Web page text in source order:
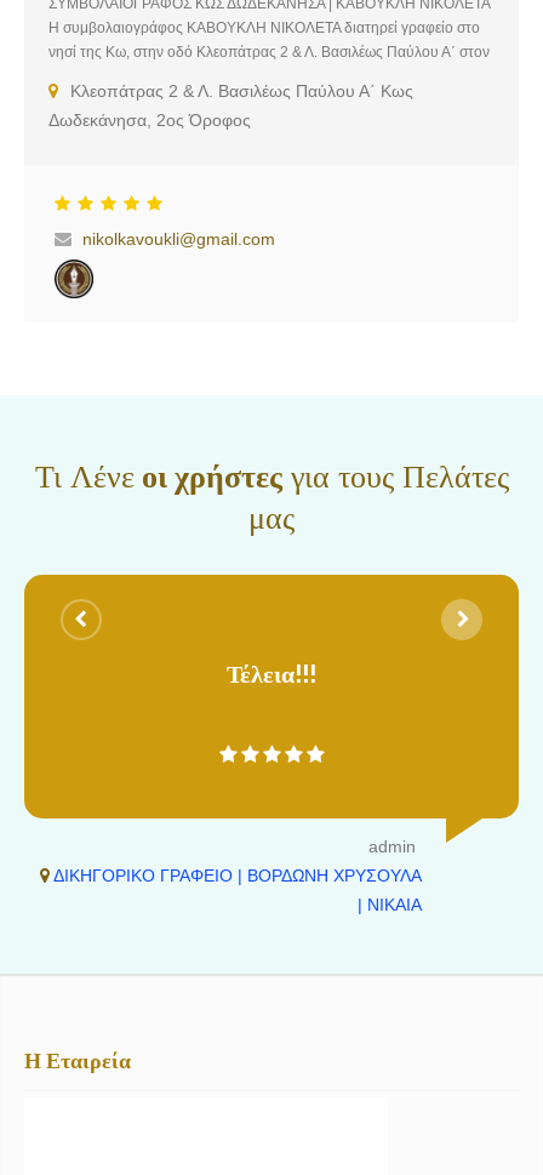
Η συμβολαιογράφος ΚΑΒΟΥΚΛΗ ΝΙΚΟΛΕΤΑ διατηρεί γραφείο στο
νησί της Κω, στην οδό Κλεοπάτρας 2 & Λ. Βασιλέως Παύλου Α΄ στον
είδους συμβολαιογραφικές υποθέσεις και παρέχει ολοκληρωμένες
συμβολαιογραφικές υπηρεσίες και νομικές συμβουλές,
Κλεοπάτρας 2 & Λ. Βασιλέως Παύλου Α΄ Κως
Δωδεκάνησα, 2ος Όροφος
nikolkavoukli@gmail.com
Τι Λένεοι χρήστεςγια τους Πελάτες
μας
Τέλεια!!!
admin
ΔΙΚΗΓΟΡΙΚΟ ΓΡΑΦΕΙΟ | ΒΟΡΔΩΝΗ ΧΡΥΣΟΥΛΑ
| ΝΙΚΑΙΑ
Η Εταιρεία